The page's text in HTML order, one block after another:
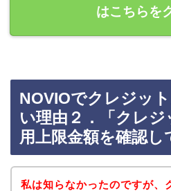
はこちらを
NOVIOでクレジッ
い理由２．「クレジ
用上限金額を確認し
私は知らなかったのですが、